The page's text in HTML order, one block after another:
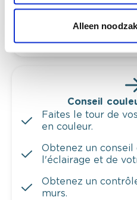
Alleen
combinaison de
Conseil
Faites le tour de
en couleur.
Obtenez un
l'éclairage et de
Obtenez un
murs.